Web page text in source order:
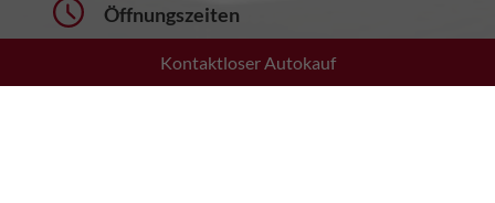
Kontaktloser Autokauf
Öffnungszeiten